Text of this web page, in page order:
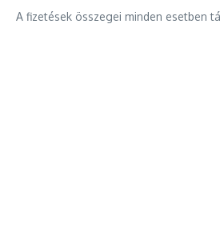
A fizetések összegei minden esetben